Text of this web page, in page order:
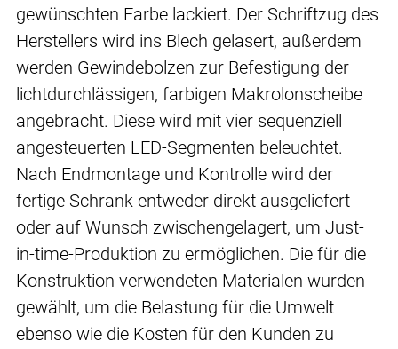
gewünschten Farbe lackiert. Der Schriftzug des
Herstellers wird ins Blech gelasert, außerdem
werden Gewindebolzen zur Befestigung der
lichtdurchlässigen, farbigen Makrolonscheibe
angebracht. Diese wird mit vier sequenziell
angesteuerten LED-Segmenten beleuchtet.
Nach Endmontage und Kontrolle wird der
fertige Schrank entweder direkt ausgeliefert
oder auf Wunsch zwischengelagert, um Just-
in-time-Produktion zu ermöglichen. Die für die
Konstruktion verwendeten Materialen wurden
gewählt, um die Belastung für die Umwelt
ebenso wie die Kosten für den Kunden zu